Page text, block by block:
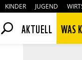
KINDER JUGEND
AKTUELL WAS